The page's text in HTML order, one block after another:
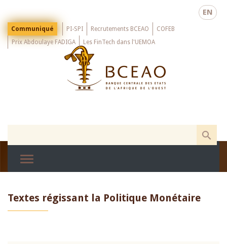
main
EN
Menu
Top
Communiqué PI-SPI Recrutements BCEAO
COFEB
Prix Abdoulaye FADIGA
Les FinTech dans l'UEMOA
Textes régissant la Politique Monétaire